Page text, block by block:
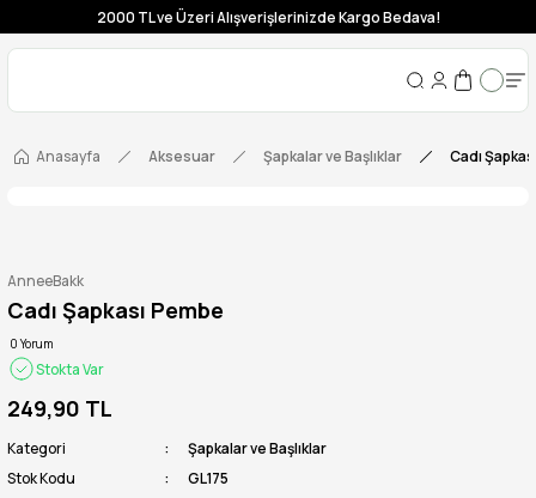
2000 TL ve Üzeri Alışverişlerinizde Kargo Bedava!
Anasayfa Aksesuar Şapkalar ve Başlıklar Cadı
AnneeBakk
Cadı Şapkası Pembe
0 Yorum
Stokta Var
249,90 TL
Kategori
Şapkalar ve Başlıklar
Stok Kodu
GL175